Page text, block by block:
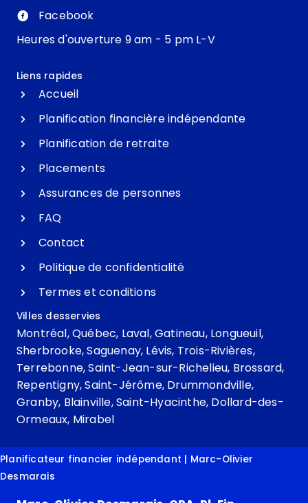
Facebook
Heures d'ouverture 9 am - 5 pm L-V
Liens rapides
Accueil
Planification financière indépendante
Planification de retraite
Placements
Assurances de personnes
FAQ
Contact
Politique de confidentialité
Termes et conditions
Villes desservies
Montréal,Québec, Laval,Gatineau, Longueuil,
Sherbrooke,Saguenay, Lévis, Trois-Rivières,
Terrebonne,Saint-Jean-sur-Richelieu, Brossard,
Repentigny,Saint-Jérôme, Drummondville,
Granby, Blainville,Saint-Hyacinthe, Dollard-des-
Ormeaux, Mirabel
Planificateur financier indépendant | Marc-Olivier
Desmarais